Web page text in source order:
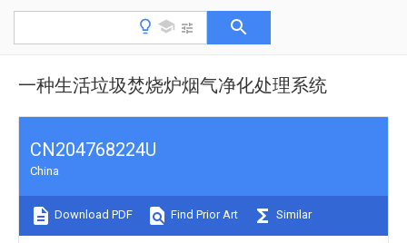
一种生活垃圾焚烧炉烟气净化处理系统
CN204768224U
China
Download PDF Find Prior Art Similar